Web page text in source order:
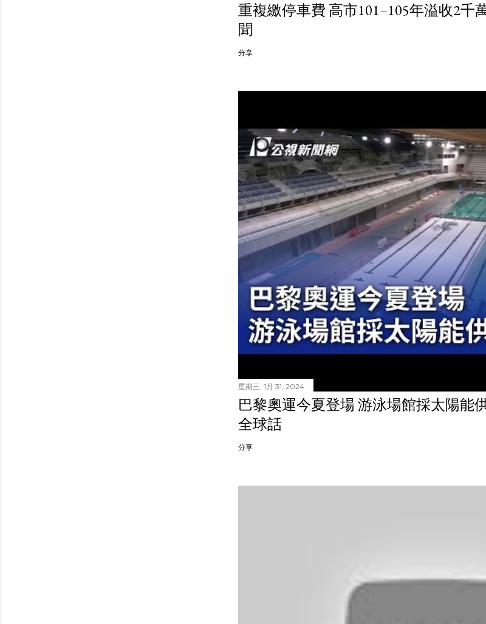
重複繳停車費 高市101–105年溢收2千
聞
分享
星期三, 1月 31, 2024
巴黎奧運今夏登場 游泳場館採太陽能
全球話
分享